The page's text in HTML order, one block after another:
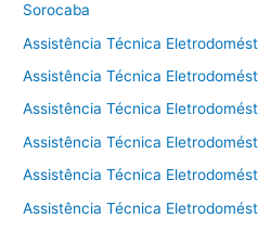
Sorocaba
Assistência Técnica
Assistência Técnica
Assistência Técnica
Assistência Técnica
Assistência Técnica
Assistência Técnica